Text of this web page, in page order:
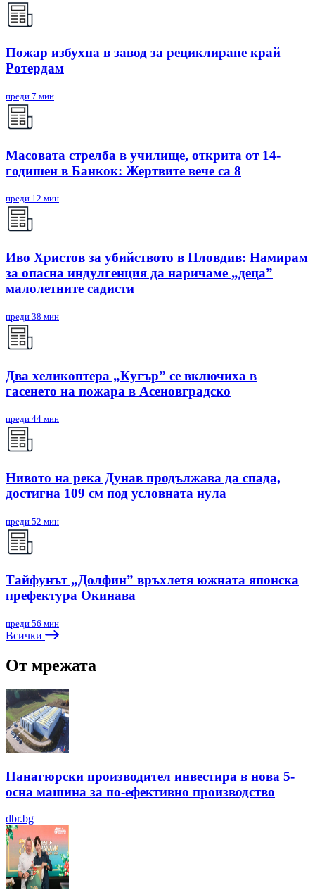
Пожар избухна в завод за рециклиране край
Ротердам
преди 7 мин
Масовата стрелба в училище, открита от 14-
годишен в Банкок: Жертвите вече са 8
преди 12 мин
Иво Христов за убийството в Пловдив: Намирам
за опасна индулгенция да наричаме „деца”
малолетните садисти
преди 38 мин
Два хеликоптера „Кугър” се включиха в
гасенето на пожара в Асеновградско
преди 44 мин
Нивото на река Дунав продължава да спада,
достигна 109 см под условната нула
преди 52 мин
Тайфунът „Долфин” връхлетя южната японска
префектура Окинава
преди 56 мин
Всички
От мрежата
Панагюрски производител инвестира в нова 5-
осна машина за по-ефективно производство
dbr.bg